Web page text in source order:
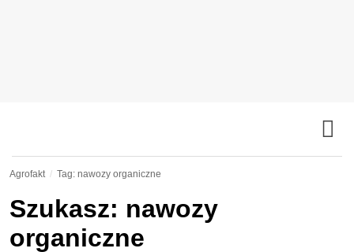
Agrofakt Tag: nawozy organiczne
Szukasz: nawozy
organiczne